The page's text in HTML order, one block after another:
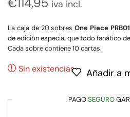
iva incl.
La caja de 20 sobresOne Piece
de edición especial que todo fanático de
Cada sobre contiene 10 cartas.
Sin existencias Añadir a
PAGOSEGURO